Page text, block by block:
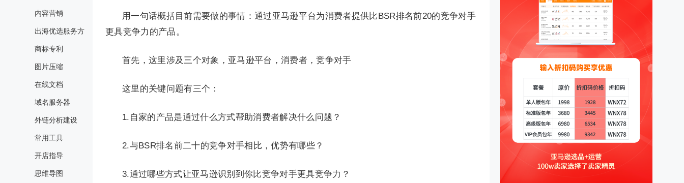
内容营销
出海优选服务方
商标专利
图片压缩
在线文档
域名服务器
外链分析建设
常用工具
开店指导
思维导图
用一句话概括目前需要做的事情：通过亚马逊平台为消费者提供比BSR排名前20的竞争对手
更具竞争力的产品。
首先，这里涉及三个对象，亚马逊平台，消费者，竞争对手
这里的关键问题有三个：
1.自家的产品是通过什么方式帮助消费者解决什么问题？
2.与BSR排名前二十的竞争对手相比，优势有哪些？
3.通过哪些方式让亚马逊识别到你比竞争对手更具竞争力？